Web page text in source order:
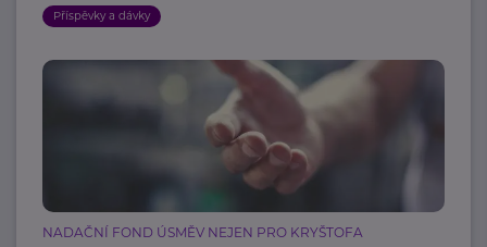
Příspěvky a dávky
NADAČNÍ FOND ÚSMĚV NEJEN PRO KRYŠTOFA